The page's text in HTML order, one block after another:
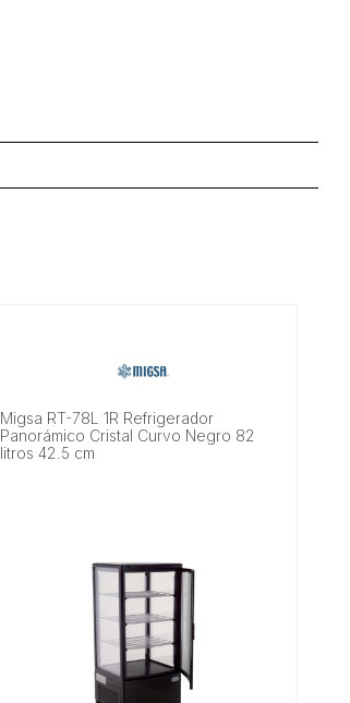
Migsa RT-78L 1R Refrigerador
Panorámico Cristal Curvo Negro 82
litros 42.5 cm